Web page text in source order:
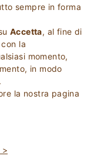
sempre in forma
Accetta, al fine di
la
momento,
in modo
la nostra pagina
>
ilportale di riferimento
con particolare
in Toscana. Il
contatto con la natura,
e il fascino, la storia
di ricettività nelle
maggiormente alle